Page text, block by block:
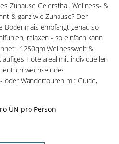
Zuhause Geiersthal. Wellness- &
& ganz wie Zuhause? Der
Bodenmais empfängt genau so
relaxen - so einfach kann
 1250qm Wellnesswelt &
Hotelareal mit individuellen
wechselndes
oder Wandertouren mit Guide,
ÜN pro Person